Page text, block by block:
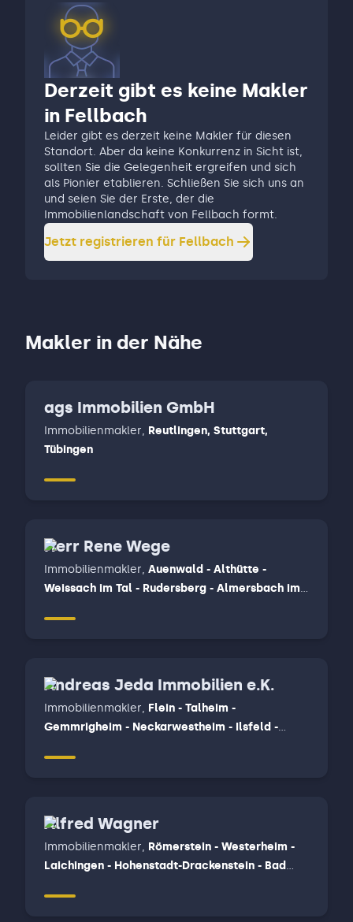
Derzeit gibt es keine Makler
in Fellbach
Leider gibt es derzeit keine Makler für diesen
Standort. Aber da keine Konkurrenz in Sicht ist,
sollten Sie die Gelegenheit ergreifen und sich
als Pionier etablieren. Schließen Sie sich uns an
und seien Sie der Erste, der die
Immobilienlandschaft von Fellbach formt.
Jetzt registrieren für Fellbach
Makler in der Nähe
ags Immobilien GmbH
Immobilienmakler, Reutlingen, Stuttgart,
Tübingen
Herr Rene Wege
Immobilienmakler, Auenwald - Althütte -
Weissach im Tal - Rudersberg - Almersbach im
Andreas Jeda Immobilien e.K.
Immobilienmakler, Flein - Talheim -
Gemmrigheim - Neckarwestheim - Ilsfeld -
Alfred Wagner
Immobilienmakler, Römerstein - Westerheim -
Laichingen - Hohenstadt-Drackenstein - Bad